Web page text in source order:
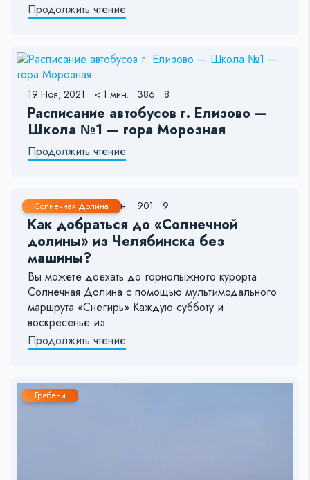
Продолжить чтение
19 Ноя, 2021 < 1 мин. 386 8
Расписание автобусов г. Елизово —
Школа №1 — гора Морозная
Продолжить чтение
Солнечная Долина
20 Янв, 2021 < 1 мин. 901 9
Как добраться до «Солнечной
долины» из Челябинска без
машины?
Вы можете доехать до горнолыжного курорта
Солнечная Долина с помощью мультимодального
маршрута «Снегирь» Каждую субботу и
воскресенье из
Продолжить чтение
Гребени